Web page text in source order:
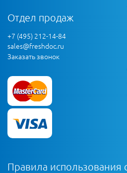
Отдел продаж
+7 (495) 212-14-84
sales@freshdoc.ru
Заказать звонок
Правила использования